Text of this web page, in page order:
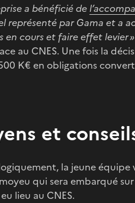
a bénéficié de
représenté par Gama et a
en cours et faire effet levier »
au CNES. Une fois la
K€ en obligations
et
la jeune équipe
qui sera embarqué
lieu au CNES.